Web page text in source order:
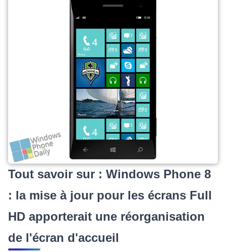
Tout savoir sur : Windows Phone 8
: la mise à jour pour les écrans Full
HD apporterait une réorganisation
de l'écran d'accueil